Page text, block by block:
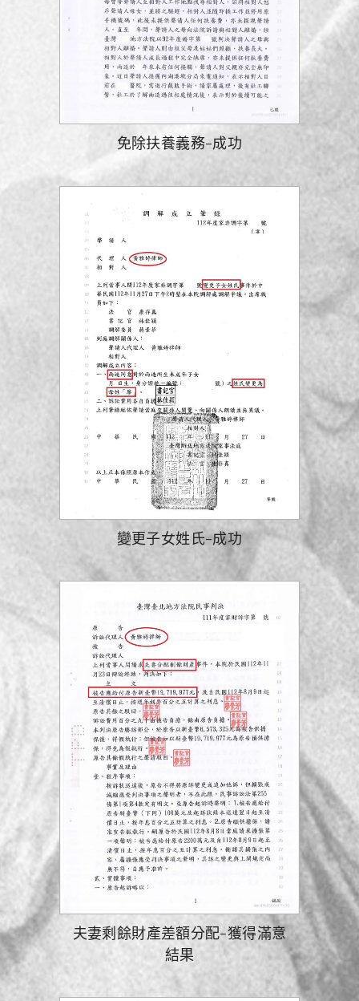
免除扶養義務-成功
變更子女姓氏-成功
夫妻剩餘財產差額分配-獲得滿意
結果